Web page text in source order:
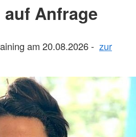
Anfrage
am 20.08.2026 - zur